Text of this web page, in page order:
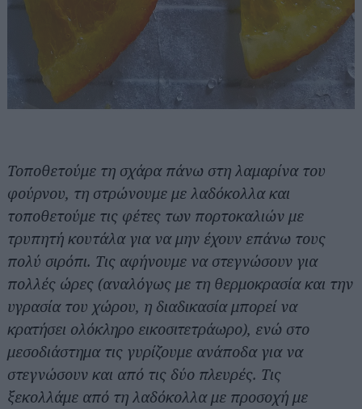
Τοποθετούμε τη σχάρα πάνω στη λαμαρίνα του
φούρνου, τη στρώνουμε με λαδόκολλα και
τοποθετούμε τις φέτες των πορτοκαλιών με
τρυπητή κουτάλα για να μην έχουν επάνω τους
πολύ σιρόπι. Τις αφήνουμε να στεγνώσουν για
πολλές ώρες (αναλόγως με τη θερμοκρασία και την
υγρασία του χώρου, η διαδικασία μπορεί να
κρατήσει ολόκληρο εικοσιτετράωρο), ενώ στο
μεσοδιάστημα τις γυρίζουμε ανάποδα για να
στεγνώσουν και από τις δύο πλευρές. Τις
ξεκολλάμε από τη λαδόκολλα με προσοχή με